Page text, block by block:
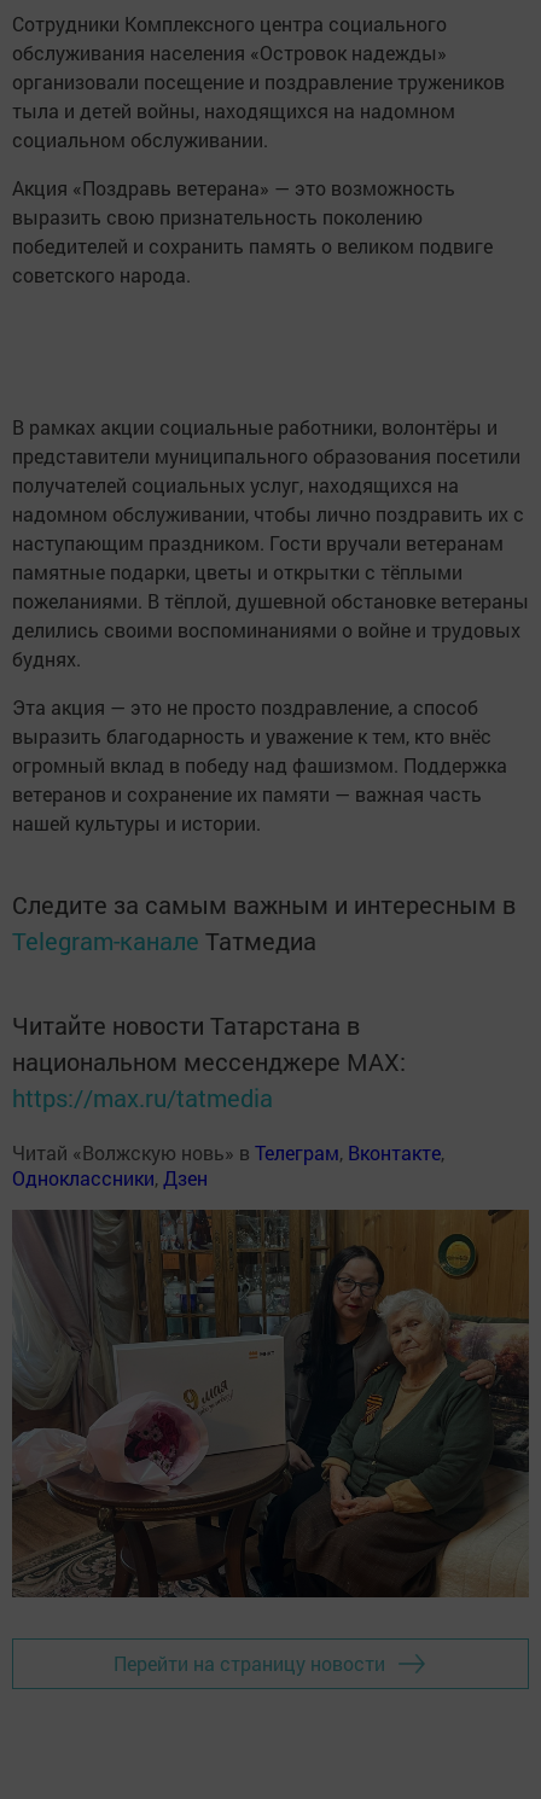
Сотрудники Комплексного центра социального
обслуживания населения «Островок надежды»
организовали посещение и поздравление тружеников
тыла и детей войны, находящихся на надомном
социальном обслуживании.
Акция «Поздравь ветерана» — это возможность
выразить свою признательность поколению
победителей и сохранить память о великом подвиге
советского народа.
В рамках акции социальные работники, волонтёры и
представители муниципального образования посетили
получателей социальных услуг, находящихся на
надомном обслуживании, чтобы лично поздравить их с
наступающим праздником. Гости вручали ветеранам
памятные подарки, цветы и открытки с тёплыми
пожеланиями. В тёплой, душевной обстановке ветераны
делились своими воспоминаниями о войне и трудовых
буднях.
Эта акция — это не просто поздравление, а способ
выразить благодарность и уважение к тем, кто внёс
огромный вклад в победу над фашизмом. Поддержка
ветеранов и сохранение их памяти — важная часть
нашей культуры и истории.
Следите за самым важным и интересным в
Telegram-канале Татмедиа
Читайте новости Татарстана в
национальном мессенджере MАХ:
https://max.ru/tatmedia
Читай «Волжскую новь» в Телеграм, Вконтакте,
Одноклассники, Дзен
Перейти на страницу новости